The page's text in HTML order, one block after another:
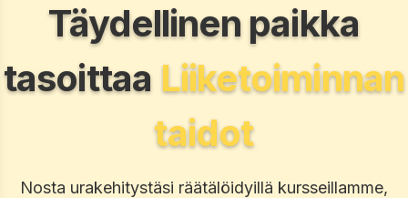
Täydellinen paikka
tasoittaa Liiketoiminnan
taidot
Nosta urakehitystäsi räätälöidyillä kursseillamme,